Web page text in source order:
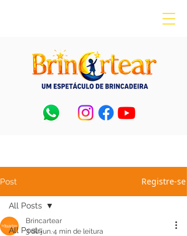
Post Registre-se
All Posts
All Posts
Brincartear
3 de jun.4 min de leitura